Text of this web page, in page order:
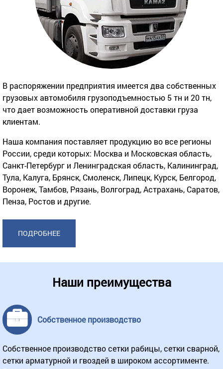
В распоряжении предприятия имеется два собственных
грузовых автомобиля грузоподъемностью 5 тн и 20 тн,
что дает возможность оперативной доставки груза
клиентам.
Наша компания поставляет продукцию во все регионы
России, среди которых: Москва и Московская область,
Санкт-Петербург и Ленинградская область, Калининград,
Тула, Калуга, Брянск, Смоленск, Липецк, Курск, Белгород,
Воронеж, Тамбов, Рязань, Волгоград, Астрахань, Саратов,
Пенза, Ростов и другие.
ПОДРОБНЕЕ
Наши преимущества
Собственное производство
Собственное производство сетки рабицы, сетки сварной,
сетки арматурной и гвоздей в широком ассортименте.